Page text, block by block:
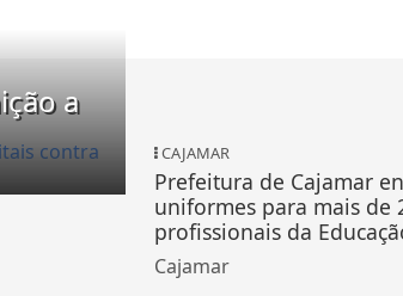
a
CAJAMAR
Prefeitura de Cajamar
uniformes para mais de
profissionais da
Cajamar